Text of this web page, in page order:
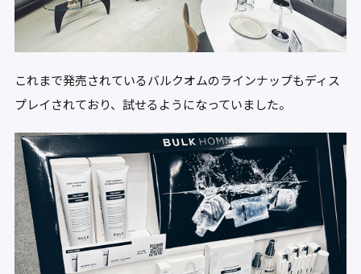
これまで発売されているバルクオムのラインナップもディス
プレイされており、試せるようになっていました。